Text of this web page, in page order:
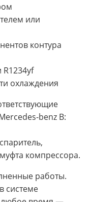
или
контура
охлаждения
benz B:
компрессора.
работы.
системе